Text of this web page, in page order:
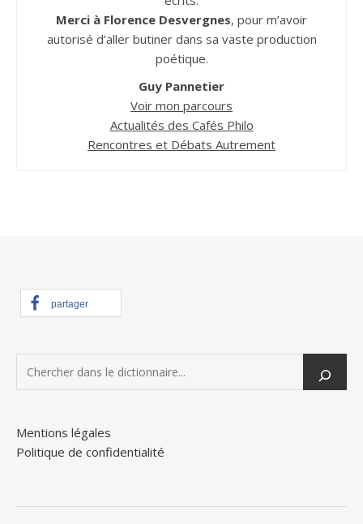
Merci à Florence Desvergnes, pour m’avoir
autorisé d’aller butiner dans sa vaste production
poétique.
Guy Pannetier
Voir mon parcours
Actualités des Cafés Philo
Rencontres et Débats Autrement
partager
Mentions légales
Politique de confidentialité